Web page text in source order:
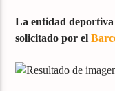
La entidad deportiva
solicitado por el